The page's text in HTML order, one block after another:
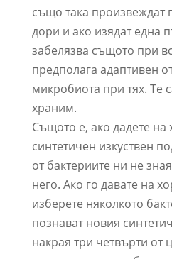
също така произвеждат
дори и ако изядат една
забелязва същото при
предполага адаптивен
микробиота при тях. Те
храним.
Същото е, ако дадете на
синтетичен изкуствен
от бактериите ни не
него. Ако го давате на
изберете няколкото
познават новия
накрая три четвърти от